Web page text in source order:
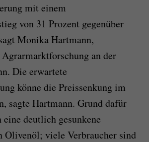
mit einem
von 31 Prozent gegenüber
Monika Hartmann,
an der
Die erwartete
könne die Preissenkung im
sagte Hartmann. Grund dafür
eine deutlich gesunkene
Olivenöl; viele Verbraucher sind